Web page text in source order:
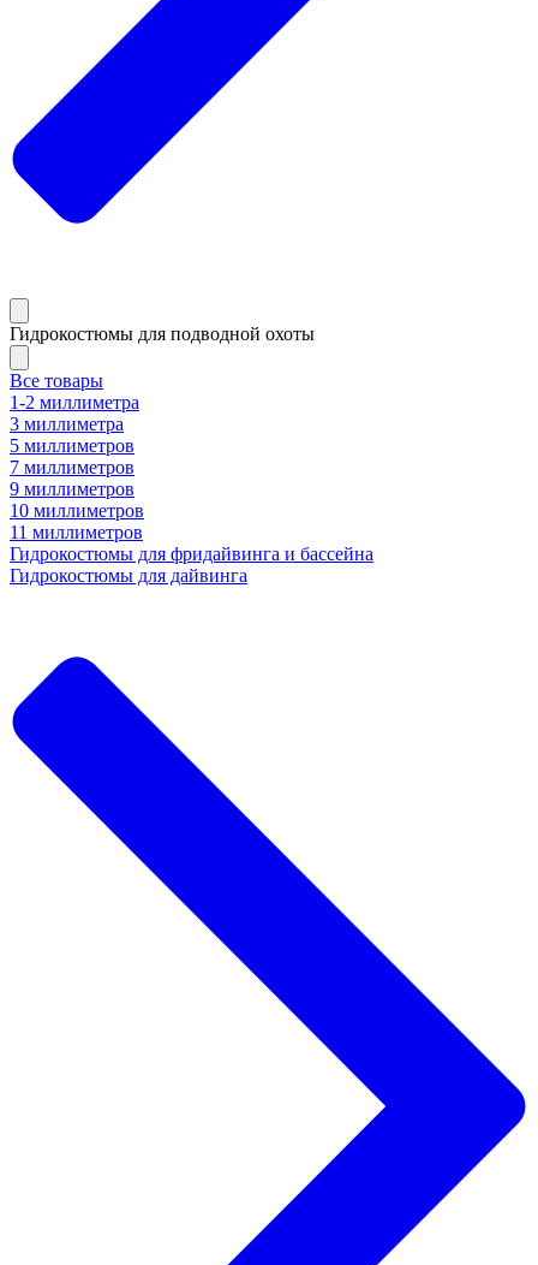
Гидрокостюмы для подводной охоты
Все товары
1-2 миллиметра
3 миллиметра
5 миллиметров
7 миллиметров
9 миллиметров
10 миллиметров
11 миллиметров
Гидрокостюмы для фридайвинга и бассейна
Гидрокостюмы для дайвинга